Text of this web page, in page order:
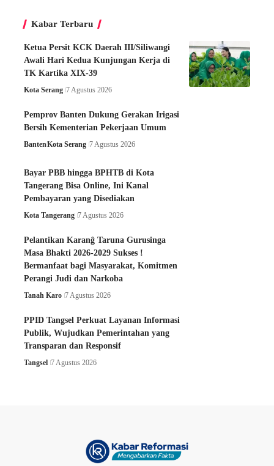
Kabar Terbaru
Ketua Persit KCK Daerah III/Siliwangi
Awali Hari Kedua Kunjungan Kerja di
TK Kartika XIX-39
Kota Serang 7 Agustus 2026
Pemprov Banten Dukung Gerakan Irigasi
Bersih Kementerian Pekerjaan Umum
BantenKota Serang 7 Agustus 2026
Bayar PBB hingga BPHTB di Kota
Tangerang Bisa Online, Ini Kanal
Pembayaran yang Disediakan
Kota Tangerang 7 Agustus 2026
Pelantikan Karanĝ Taruna Gurusinga
Masa Bhakti 2026-2029 Sukses !
Bermanfaat bagi Masyarakat, Komitmen
Perangi Judi dan Narkoba
Tanah Karo 7 Agustus 2026
PPID Tangsel Perkuat Layanan Informasi
Publik, Wujudkan Pemerintahan yang
Transparan dan Responsif
Tangsel 7 Agustus 2026